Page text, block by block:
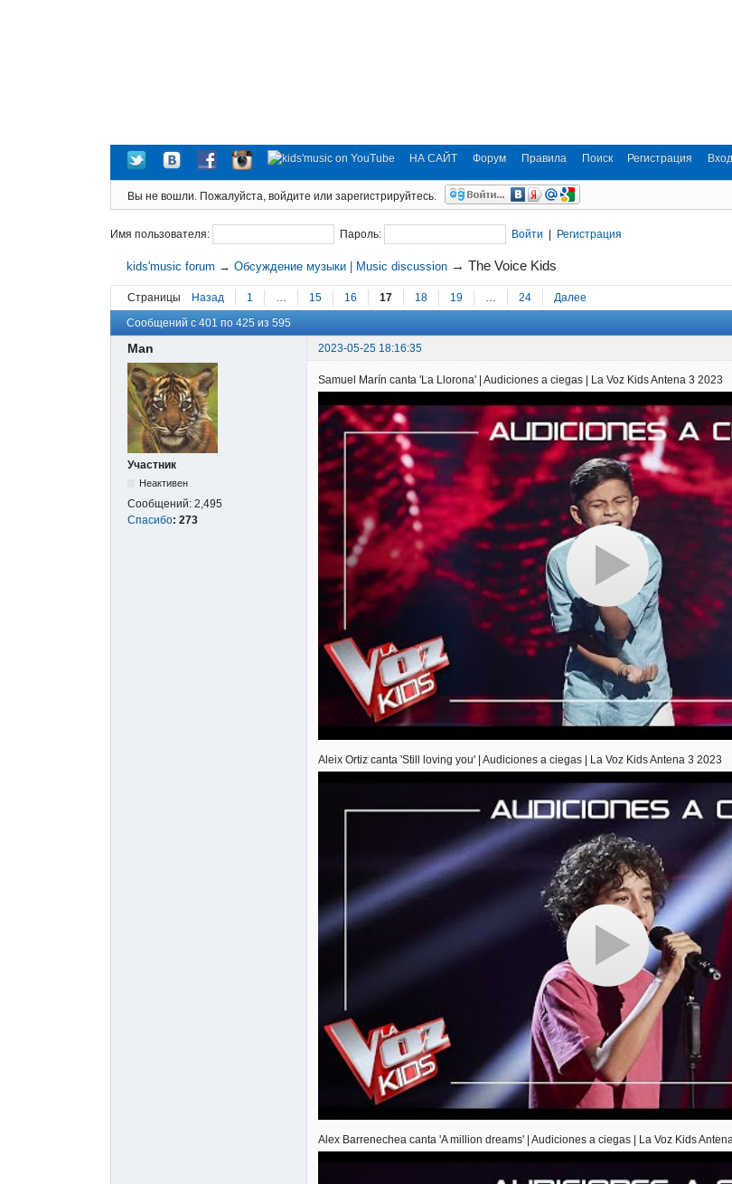
НА САЙТ Форум Правила Поиск Регистрация Вход
Вы не вошли. Пожалуйста, войдите или зарегистрируйтесь.
Имя пользователя: Пароль: Войти | Регистрация
kids'music forum →Обсуждение музыки | Music discussion →The Voice Kids
Страницы Назад 1 … 15 16 17 18 19 … 24 Далее
Сообщений с 401 по 425 из 595
Man 2023-05-25 18:16:35
Участник
Неактивен
Сообщений: 2,495
Спасибо: 273
Samuel Marín canta 'La Llorona' | Audiciones a ciegas | La Voz Kids Antena 3 2023
Aleix Ortiz canta 'Still loving you' | Audiciones a ciegas | La Voz Kids Antena 3 2023
Alex Barrenechea canta 'A million dreams' | Audiciones a ciegas | La Voz Kids